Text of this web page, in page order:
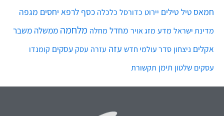
חמאס טיל טילים יירוט כדורסל כלכלה כסף לרפא יחסים מגפה
מדינת ישראל מדע מזג אויר מחדל מחלה מלחמה ממשלה משבר
אקלים ניצחון סדר עולמי חדש עזה עזרה עסק עסקים קומנדו
עסקים שלטון תימן תקשורת